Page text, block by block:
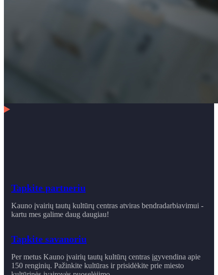
Tapkite partneriu
Kauno įvairių tautų kultūrų centras atviras bendradarbiavimui -
kartu mes galime daug daugiau!
Tapkite savanoriu
Per metus Kauno įvairių tautų kultūrų centras įgyvendina apie
150 renginių. Pažinkite kultūras ir prisidėkite prie miesto